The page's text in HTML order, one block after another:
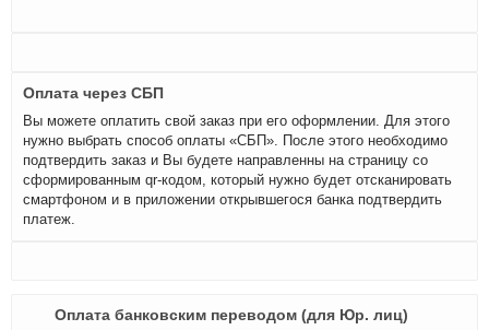
Оплата через СБП
Вы можете оплатить свой заказ при его оформлении. Для этого
нужно выбрать способ оплаты «СБП». После этого необходимо
подтвердить заказ и Вы будете направленны на страницу со
сформированным qr-кодом, который нужно будет отсканировать
смартфоном и в приложении открывшегося банка подтвердить
платеж.
Оплата банковским переводом (для Юр. лиц)